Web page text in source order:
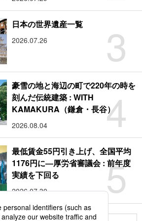
3
日本の世界遺産一覧
2026.07.26
4
豪雪の地と海辺の町で220年の時を
刻んだ伝統建築 : WITH
KAMAKURA（鎌倉・長谷）
2026.08.04
5
最低賃金55円引き上げ、全国平均
1176円に―厚労省審議会 : 前年度
実績を下回る
2026.07.30